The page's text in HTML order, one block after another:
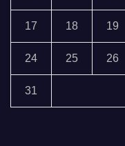
17 18 19
24 25 26
31